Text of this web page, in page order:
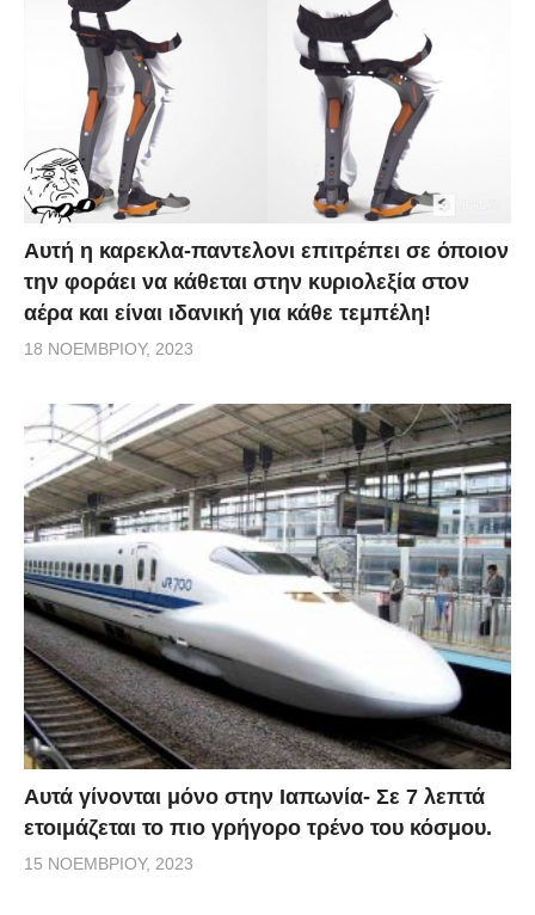
Αυτή η καρεκλα-παντελονι επιτρέπει σε όποιον
την φοράει να κάθεται στην κυριολεξία στον
αέρα και είναι ιδανική για κάθε τεμπέλη!
18 ΝΟΕΜΒΡΊΟΥ, 2023
Αυτά γίνονται μόνο στην Ιαπωνία- Σε 7 λεπτά
ετοιμάζεται το πιο γρήγορο τρένο του κόσμου.
15 ΝΟΕΜΒΡΊΟΥ, 2023